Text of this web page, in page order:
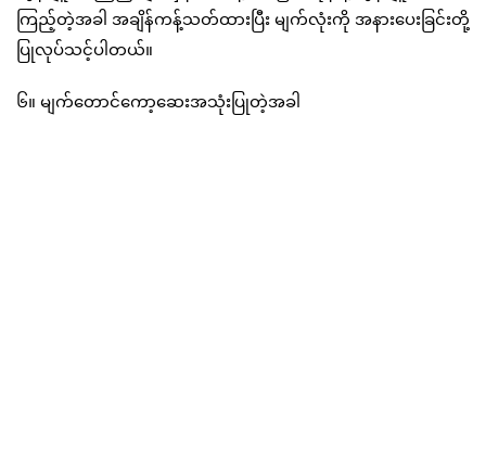
ကြည့်တဲ့အခါ အချိန်ကန့်သတ်ထားပြီး မျက်လုံးကို အနားပေးခြင်းတို့
ပြုလုပ်သင့်ပါတယ်။
၆။ မျက်တောင်ကော့ဆေးအသုံးပြုတဲ့အခါ